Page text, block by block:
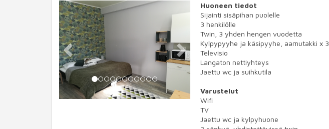
Previous NextHuoneen tiedot
Sijainti sisäpihan puolelle
3 henkilölle
Twin, 3 yhden hengen vuodetta
Kylpypyyhe ja käsipyyhe, aamutakki x 3
Televisio
Langaton nettiyhteys
Jaettu wc ja suihkutila
Varustelut
Wifi
TV
Jaettu wc ja kylpyhuone